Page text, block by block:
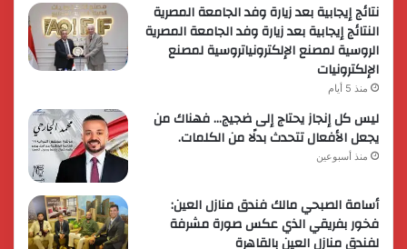
نتائج إيجابية بعد زيارة وفد الجامعة المصرية
النتائج إيجابية بعد زيارة وفد الجامعة المصرية
الروسية لمصنع الإلكترونياتروسية لمصنع
الإلكترونيات
منذ 5 أيام
ليس كل إنجاز يحتاج إلى ضجيج… فهناك من
يجعل الأفعال تتحدث بدلًا من الكلمات.
منذ أسبوعين
أسامة الصبحي مالك فندق منازل العين:
فخور بفريقي الذي عكس صورة مشرفة
لفندق منازل العين بالقاهرة